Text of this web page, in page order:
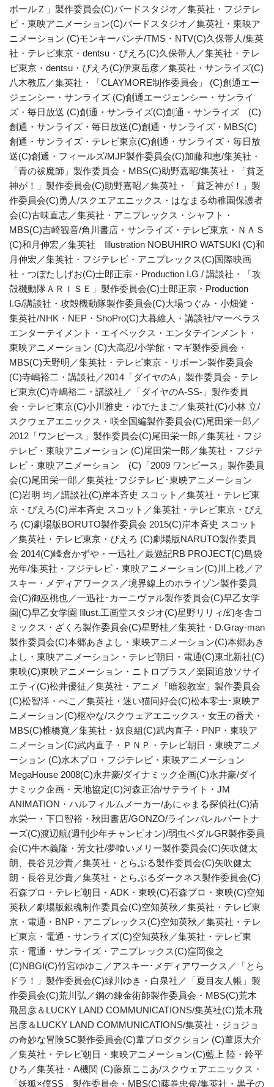
ボールＺ」製作委員会(C)バードスタジオ／集英社・フジテレ
ビ・東映アニメーション(C)バードスタジオ／集英社・東映ア
ニメーション (C)モンキーパンチ/TMS・NTV(C)久保帯人/集英
社・テレビ東京・dentsu・ぴえろ(C)久保帯人／集英社・テレ
ビ東京・dentsu・ぴえろ(C)伊東岳彦／集英社・サンライズ(C)
八木教広／集英社・「CLAYMORE制作委員会」 (C)創通エー
ジェンシー・サンライズ (C)創通エージェンシー・サンライ
ズ・毎日放送 (C)創通・サンライズ(C)創通・サンライズ (C)
創通・サンライズ・毎日放送(C)創通・サンライズ・MBS(C)
創通・サンライズ・テレビ東京(C)創通・サンライズ・毎日放
送(C)創通・フィールズ/MJP製作委員会(C)加藤和恵/集英社・
「青の祓魔師」製作委員会・MBS(C)助野嘉昭/集英社・「貧乏
神が！」製作委員会(C)助野嘉昭／集英社・「貧乏神が！」製
作委員会(C)勇人/スクエアエニックス・はなまる幼稚園保護者
会(C)古味直志／集英社・アニプレックス・シャフト・
MBS(C)吉崎観音/角川書店・サンライズ・テレビ東京・ＮＡＳ
(C)和月伸宏／集英社 Illustration NOBUHIRO WATSUKI (C)和
月伸宏／集英社・フジテレビ・アニプレックス(C)国際映画
社・つぼたしげお(C)士郎正宗・Production I.G / 講談社・「攻
殻機動隊ＡＲＩＳＥ」製作委員会(C)士郎正宗・Production
I.G/講談社・攻殻機動隊製作委員会(C)大場つぐみ・小畑健・
集英社/NHK・NEP・ShoPro(C)大暮維人・講談社/マーベラス
エンターテイメント・エイベックス・エンタテインメント・
東映アニメーション (C)大高忍/小学館・マギ製作委員会・
MBS(C)天野明／集英社・テレビ東京・リボーン製作委員会
(C)寺嶋裕二・講談社／2014「ダイヤのA」製作委員会・テレ
ビ東京(C)寺嶋裕二・講談社／「ダイヤのA-SS-」製作委員
会・テレビ東京(C)小川雅史・ゆでたまご／集英社(C)小林 立/
スクウェアエニックス・咲全国編製作委員会(C)尾田栄一郎／
2012「ワンピース」製作委員会(C)尾田栄一郎／集英社・フジ
テレビ・東映アニメーション (C)尾田栄一郎／集英社・フジテ
レビ・東映アニメーション (C)「2009 ワンピース」製作委員
会(C)尾田栄一郎／集英社･フジテレビ･東映アニメーション
(C)岩明 均／講談社(C)岸本斉史 スコット／集英社・テレビ東
京・ぴえろ(C)岸本斉史 スコット／集英社・テレビ東京・ぴえ
ろ (C)劇場版BORUTO製作委員会 2015(C)岸本斉史 スコット
／集英社・テレビ東京・ぴえろ (C)劇場版NARUTO製作委員
会 2014(C)峰倉かずや・一迅社／最遊記RB PROJECT(C)島袋
光年/集英社・フジテレビ・東映アニメーション(C)川上稔／ア
スキー・メディアワークス／境界線上のホライゾン製作委員
会(C)御巫桃也／一迅社･カーニヴァル製作委員会(C)早乙女学
園(C)早乙女学園 Illust.工画堂スタジオ(C)星野リリィ/幻冬舎コ
ミックス・ざくろ製作委員会(C)星野桂／集英社・D.Gray-man
製作委員会(C)本郷あきよし・東映アニメーション(C)本郷あき
よし・東映アニメーション・テレビ朝日・電通(C)東北新社(C)
東映(C)東映アニメーション・ニトロプラス／楽園追放ソサイ
エティ(C)松井優征／集英社・アニメ「暗殺教室」製作委員会
(C)松智洋・ぺこ／集英社・迷い猫同好会(C)松本零士･東映ア
ニメーション(C)枢やな/スクウェアエニックス・女王の番犬・
MBS(C)椎橋寛／集英社・奴良組(C)武内直子・PNP・東映ア
ニメーション(C)武内直子・ＰＮＰ・テレビ朝日・東映アニメ
ーション (C)水木プロ・フジテレビ・東映アニメーション
MegaHouse 2008(C)永井豪/ダイナミック企画(C)永井豪/ダイ
ナミック企画・天地協定(C)河森正治/サテライト・JM
ANIMATION・ハルフィルムメーカー/あにゃまる探偵社(C)清
水栄一・下口智裕・秋田書店/GONZO/ラインバレルパートナ
ーズ(C)渡辺航(週刊少年チャンピオン)/弱虫ペダルGR製作委員
会(C)牛木義隆・芳文社/夢喰いメリー製作委員会(C)矢吹健太
朗、長谷見沙貴／集英社・とらぶる製作委員会(C)矢吹健太
朗・長谷見沙貴／集英社・とらぶるダークネス製作委員会(C)
石森プロ・テレビ朝日・ADK・東映(C)石森プロ・東映(C)空知
英秋／劇場版銀魂制作委員会(C)空知英秋／集英社・テレビ東
京・電通・BNP・アニプレックス(C)空知英秋／集英社・テレ
ビ東京・電通・サンライズ(C)空知英秋／集英社・テレビ東
京・電通・サンライズ・アニプレックス(C)窪岡俊之
(C)NBGI(C)竹宮ゆゆこ／アスキー･メディアワークス／「とら
ドラ！」製作委員会(C)緑川ゆき・白泉社／「夏目友人帳」製
作委員会(C)荒川弘／鋼の錬金術師製作委員会・MBS(C)荒木
飛呂彦＆LUCKY LAND COMMUNICATIONS/集英社(C)荒木飛
呂彦＆LUCKY LAND COMMUNICATIONS/集英社・ジョジョ
の奇妙な冒険SC製作委員会(C)葦プロダクション (C)葦原大介
／集英社・テレビ朝日・東映アニメーション(C)藍上 陸・鈴平
ひろ／集英社・A機関 (C)藤原ここあ/スクウェアエニックス・
「妖狐×僕SS」製作委員会・MBS(C)藤巻忠俊/集英社・黒子の